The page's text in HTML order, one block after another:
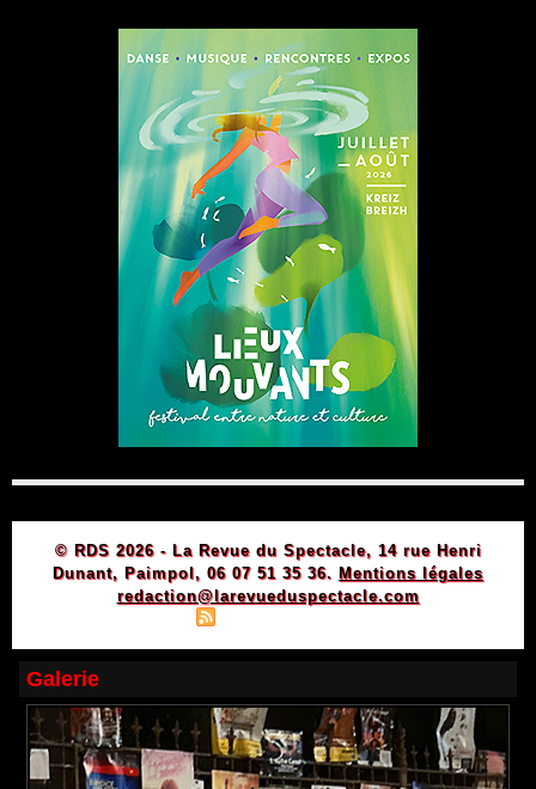
© RDS 2026 - La Revue du Spectacle, 14 rue Henri
Dunant, Paimpol, 06 07 51 35 36. Mentions légales
redaction@larevueduspectacle.com
Galerie